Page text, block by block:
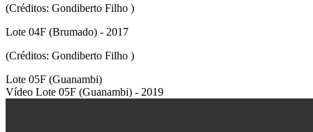
(Créditos: Gondiberto Filho )
Lote 04F (Brumado) - 2017
(Créditos: Gondiberto Filho )
Lote 05F (Guanambi)
Vídeo Lote 05F (Guanambi) - 2019